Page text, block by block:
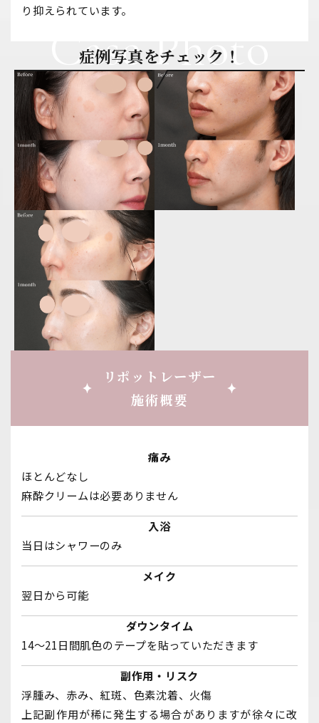
り抑えられています。
症例写真をチェック！
Case Photo
リポットレーザー
施術概要
痛み
ほとんどなし
麻酔クリームは必要ありません
入浴
当日はシャワーのみ
メイク
翌日から可能
ダウンタイム
14〜21日間肌色のテープを貼っていただきます
副作用・リスク
浮腫み、赤み、紅斑、色素沈着、火傷
上記副作用が稀に発生する場合がありますが徐々に改